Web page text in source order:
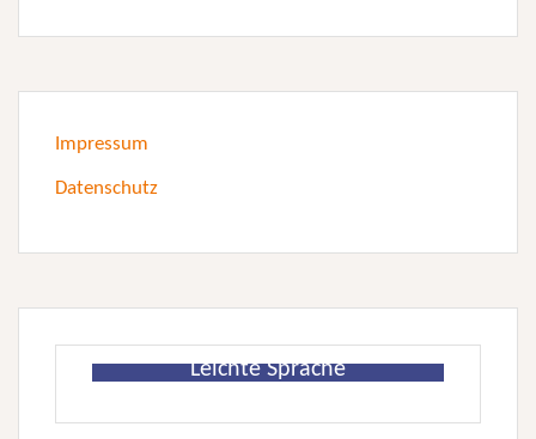
Impressum
Datenschutz
Leichte Sprache